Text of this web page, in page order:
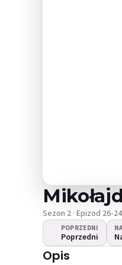
Nie
Sezon 2 · Epizod 26•
POPRZEDNI
Poprzedni
Opis